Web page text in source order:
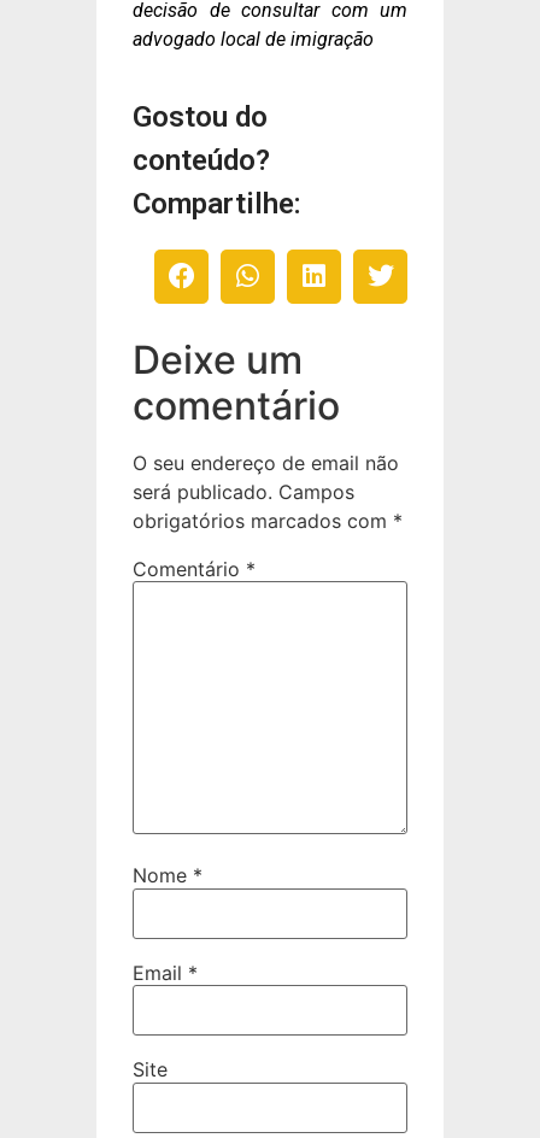
decisão de consultar com um
advogado local de imigração
Gostou do
conteúdo?
Compartilhe:
Deixe um
comentário
O seu endereço de email não
será publicado. Campos
obrigatórios marcados com *
Comentário *
Nome *
Email *
Site